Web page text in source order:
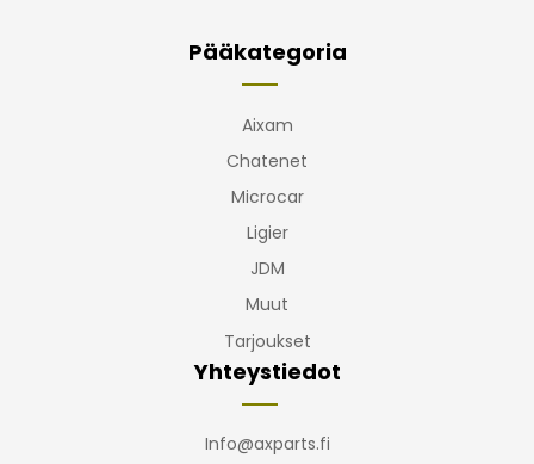
Pääkategoria
Aixam
Chatenet
Microcar
Ligier
JDM
Muut
Tarjoukset
Yhteystiedot
Info@axparts.fi